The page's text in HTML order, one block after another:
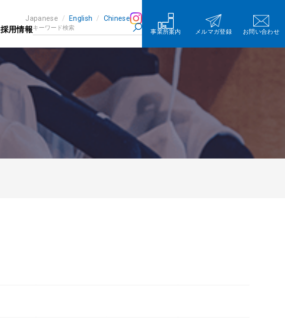
Japanese English Chinese
採用情報 事業所案内 メルマガ登録 お問い合わせ